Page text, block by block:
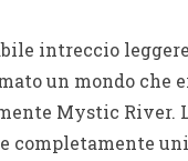
intreccio
un mondo che
Mystic River.
completamente